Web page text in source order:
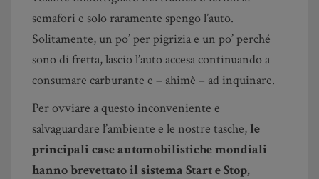
semafori e solo raramente spengo l’auto.
Solitamente, un po’ per pigrizia e un po’ perché
sono di fretta, lascio l’auto accesa continuando a
consumare carburante e – ahimè – ad inquinare.
Per ovviare a questo inconveniente e
salvaguardare l’ambiente e le nostre tasche,le
principali case automobilistiche mondiali
hanno brevettato il sistema Start e Stop,